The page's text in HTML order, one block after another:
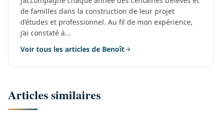
de familles dans la construction de leur projet
d’études et professionnel. Au fil de mon expérience,
j’ai constaté à...
Voir tous les articles de Benoît
Articles similaires